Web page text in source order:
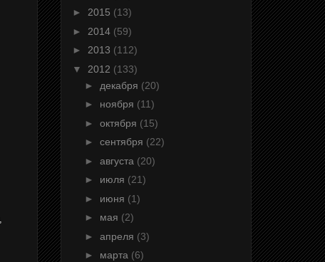
► 2015 (13)
► 2014 (59)
► 2013 (112)
▼ 2012 (133)
► декабря (20)
► ноября (11)
► октября (15)
► сентября (22)
► августа (20)
► июля (21)
► июня (1)
► мая (2)
► апреля (3)
► марта (6)